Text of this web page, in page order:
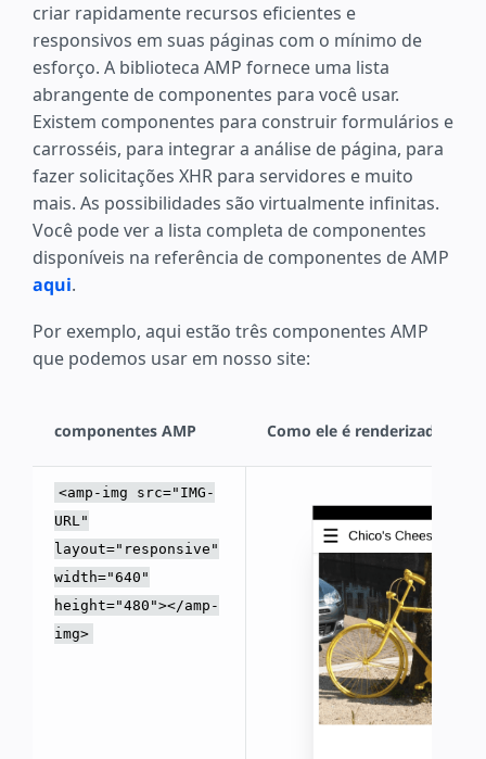
criar rapidamente recursos eficientes e
responsivos em suas páginas com o mínimo de
esforço. A biblioteca AMP fornece uma lista
abrangente de componentes para você usar.
Existem componentes para construir formulários e
carrosséis, para integrar a análise de página, para
fazer solicitações XHR para servidores e muito
mais. As possibilidades são virtualmente infinitas.
Você pode ver a lista completa de componentes
disponíveis na referência de componentes de AMP
aqui.
Por exemplo, aqui estão três componentes AMP
que podemos usar em nosso site:
componentes AMP Como ele é renderizado em
<amp-img src="IMG-
URL"
layout="responsive"
width="640"
height="480"></amp-
img>